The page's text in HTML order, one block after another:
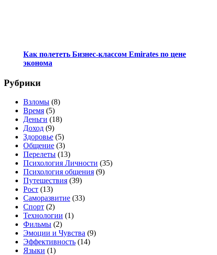
Как полететь Бизнес-классом Emirates по цене
эконома
Рубрики
Взломы (8)
Время (5)
Деньги (18)
Доход (9)
Здоровье (5)
Общение (3)
Перелеты (13)
Психология Личности (35)
Психология общения (9)
Путешествия (39)
Рост (13)
Саморазвитие (33)
Спорт (2)
Технологии (1)
Фильмы (2)
Эмоции и Чувства (9)
Эффективность (14)
Языки (1)